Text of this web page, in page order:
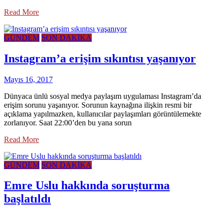
Read More
GÜNDEM SON DAKİKA
Instagram’a erişim sıkıntısı yaşanıyor
Mayıs 16, 2017
Dünyaca ünlü sosyal medya paylaşım uygulaması Instagram’da
erişim sorunu yaşanıyor. Sorunun kaynağına ilişkin resmi bir
açıklama yapılmazken, kullanıcılar paylaşımları görüntülemekte
zorlanıyor. Saat 22:00’den bu yana sorun
Read More
GÜNDEM SON DAKİKA
Emre Uslu hakkında soruşturma
başlatıldı